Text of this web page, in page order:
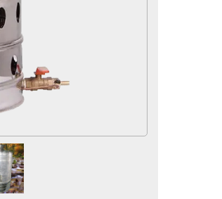
محصولات تخفیف دار